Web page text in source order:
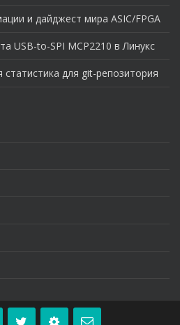
и дайджест мира ASIC/FPGA
USB-to-SPI MCP2210 в Линукс
для git-репозитория